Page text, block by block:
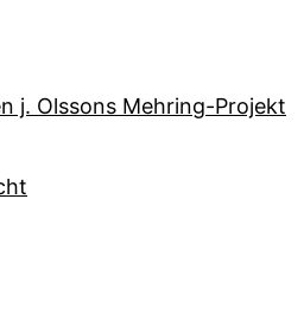
j. Olssons Mehring-Projekt